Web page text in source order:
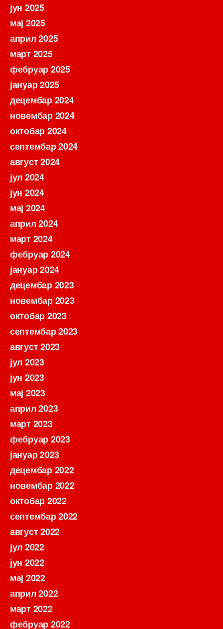
јун 2025
мај 2025
април 2025
март 2025
фебруар 2025
јануар 2025
децембар 2024
новембар 2024
октобар 2024
септембар 2024
август 2024
јул 2024
јун 2024
мај 2024
април 2024
март 2024
фебруар 2024
јануар 2024
децембар 2023
новембар 2023
октобар 2023
септембар 2023
август 2023
јул 2023
јун 2023
мај 2023
април 2023
март 2023
фебруар 2023
јануар 2023
децембар 2022
новембар 2022
октобар 2022
септембар 2022
август 2022
јул 2022
јун 2022
мај 2022
април 2022
март 2022
фебруар 2022